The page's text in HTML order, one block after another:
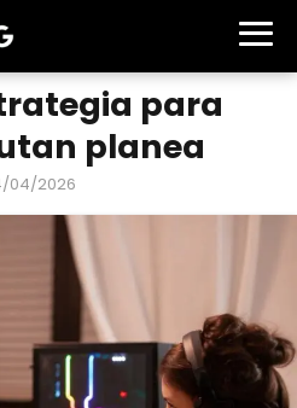
para
planea
04/2026